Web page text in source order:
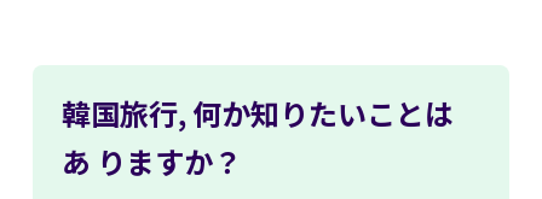
韓国旅行, 何か知りたいことは
あ りますか？